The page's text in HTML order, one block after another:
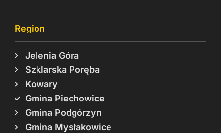
Region
Jelenia Góra
Szklarska Poręba
Kowary
Gmina Piechowice
Gmina Podgórzyn
Gmina Mysłakowice